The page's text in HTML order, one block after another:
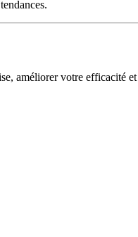
améliorer votre efficacité